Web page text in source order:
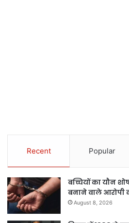
Recent Popular
बच्चियों का यौन
बनाने वाले
August 8, 2026